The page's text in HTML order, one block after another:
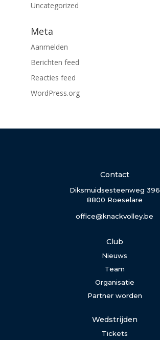
Uncategorized
Meta
Aanmelden
Berichten feed
Reacties feed
WordPress.org
Contact
Diksmuidsesteenweg 396
8800 Roeselare
office@knackvolley.be
Club
Nieuws
Team
Organisatie
Partner worden
Wedstrijden
Tickets